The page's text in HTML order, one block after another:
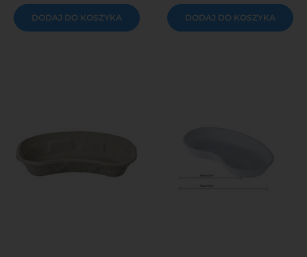
DODAJ DO KOSZYKA DODAJ DO KOSZYKA